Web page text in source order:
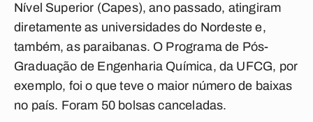
Nível Superior (Capes), ano passado, atingiram
diretamente as universidades do Nordeste e,
também, as paraibanas. O Programa de Pós-
Graduação de Engenharia Química, da UFCG, por
exemplo, foi o que teve o maior número de baixas
no país. Foram 50 bolsas canceladas.